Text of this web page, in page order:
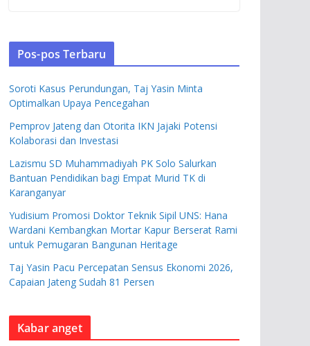
Pos-pos Terbaru
Soroti Kasus Perundungan, Taj Yasin Minta
Optimalkan Upaya Pencegahan
Pemprov Jateng dan Otorita IKN Jajaki Potensi
Kolaborasi dan Investasi
Lazismu SD Muhammadiyah PK Solo Salurkan
Bantuan Pendidikan bagi Empat Murid TK di
Karanganyar
Yudisium Promosi Doktor Teknik Sipil UNS: Hana
Wardani Kembangkan Mortar Kapur Berserat Rami
untuk Pemugaran Bangunan Heritage
Taj Yasin Pacu Percepatan Sensus Ekonomi 2026,
Capaian Jateng Sudah 81 Persen
Kabar anget